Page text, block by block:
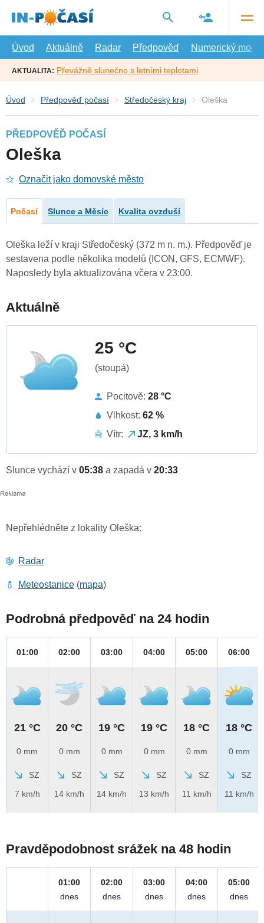
hlavní
Úvod
Aktuálně Radar Předpověď Numerický model
AKTUALITA: Převážně slunečno s letními teplotami
Úvod Předpověď počasí Středočeský kraj Oleška
PŘEDPOVĚĎ POČASÍ
Oleška
Označit jako domovské město
Počasí Slunce a Měsíc Kvalita ovzduší
Oleška leží v kraji Středočeský (372 m n. m.). Předpověď je
sestavena podle několika modelů (ICON, GFS, ECMWF).
Naposledy byla aktualizována včera v 23:00.
Aktuálně
25 °C
(stoupá)
Pocitově: 28 °C
Vlhkost: 62 %
Vítr:
JZ, 3 km/h
Slunce vychází v 05:38 a zapadá v 20:33
Nepřehlédněte z lokality Oleška:
Radar
Meteostanice (mapa)
Podrobná předpověď na 24 hodin
01:00
21 °C
0 mm
SZ
7 km/h
02:00
20 °C
0 mm
SZ
14 km/h
03:00
19 °C
0 mm
SZ
14 km/h
04:00
19 °C
0 mm
SZ
13 km/h
05:00
18 °C
0 mm
SZ
11 km/h
06:00
18 °C
0 mm
SZ
11 km/h
Pravděpodobnost srážek na 48 hodin
01:00
dnes
02:00
dnes
03:00
dnes
04:00
dnes
05:00
dnes